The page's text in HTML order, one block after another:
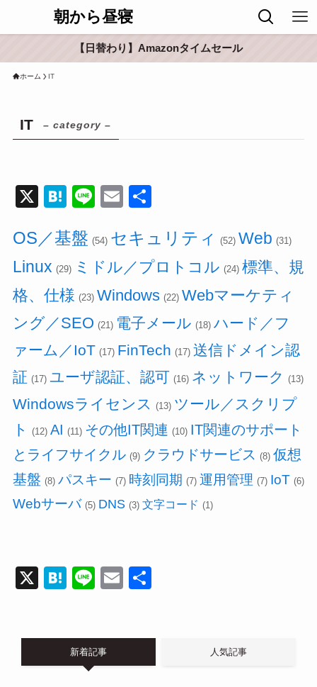
朝から昼寝
【日替わり】Amazonタイムセール
ホーム IT
IT – category –
X
H
e
n
a
Li
e
E
ail
OS／基盤 (54) セキュリティ (52) Web (31)
Linux (29) ミドル／プロトコル (24) 標準、規
格、仕様 (23) Windows (22) Webマーケティ
ング／SEO (21) 電子メール (18) ハード／フ
ァーム／IoT (17) FinTech (17) 送信ドメイン認
証 (17) ユーザ認証、認可 (16) ネットワーク (13)
Windowsライセンス (13) ツール／スクリプ
ト
(12) AI (11) その他IT関連 (10) IT関連のサポート
とライフサイクル (9) クラウドサービス (8) 仮想
基盤 (8) パスキー (7) 時刻同期 (7) 運用管理 (7) IoT (6)
Webサーバ (5) DNS (3) 文字コード (1)
X
H
n
a
Li
E
新着記事 人気記事